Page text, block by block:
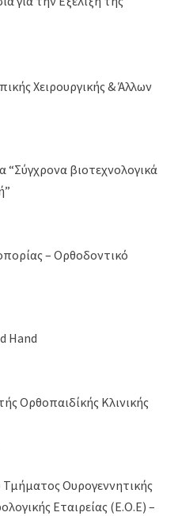
Χειρουργικής & Άλλων
βιοτεχνολογικά
– Ορθοδοντικό
Hand
Ορθοπαιδίκής Κλινικής
Ουρογεννητικής
Εταιρείας (Ε.Ο.Ε) –